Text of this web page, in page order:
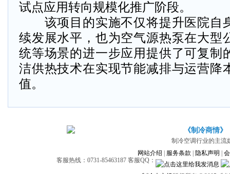
试点应用转向规模化推广阶段。
该项目的实施不仅将提升医院自
续发展水平，也为空气源热泵在大型
统等场景的进一步应用提供了可复制
洁供热技术在实现节能减排与运营降
值。
《制冷商情》
制冷空调行业的主流
网站介绍
服务条款 隐私声明
客服热线：0731-85463187 客服QQ：